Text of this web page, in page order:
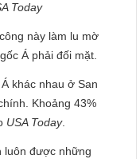
Today
này làm lu mờ
Á phải đối mặt.
khác nhau ở San
Khoảng 43%
USA Today.
luôn được những